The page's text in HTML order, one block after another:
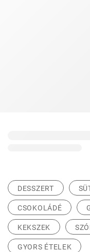
DESSZERT
CSOKOLÁDÉ
KEKSZEK
GYORS ÉTELEK